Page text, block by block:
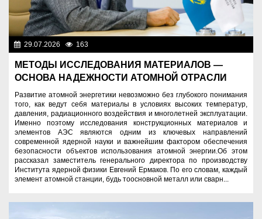
29.07.2026 163
МЕТОДЫ ИССЛЕДОВАНИЯ МАТЕРИАЛОВ —
ОСНОВА НАДЕЖНОСТИ АТОМНОЙ ОТРАСЛИ
Развитие атомной энергетики невозможно без глубокого понимания
того, как ведут себя материалы в условиях высоких температур,
давления, радиационного воздействия и многолетней эксплуатации.
Именно поэтому исследования конструкционных материалов и
элементов АЭС являются одним из ключевых направлений
современной ядерной науки и важнейшим фактором обеспечения
безопасности объектов использования атомной энергии.Об этом
рассказал заместитель генерального директора по производству
Института ядерной физики Евгений Ермаков. По его словам, каждый
элемент атомной станции, будь тоосновной металл или сварн...